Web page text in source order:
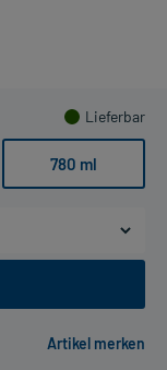
Lieferbar
780 ml